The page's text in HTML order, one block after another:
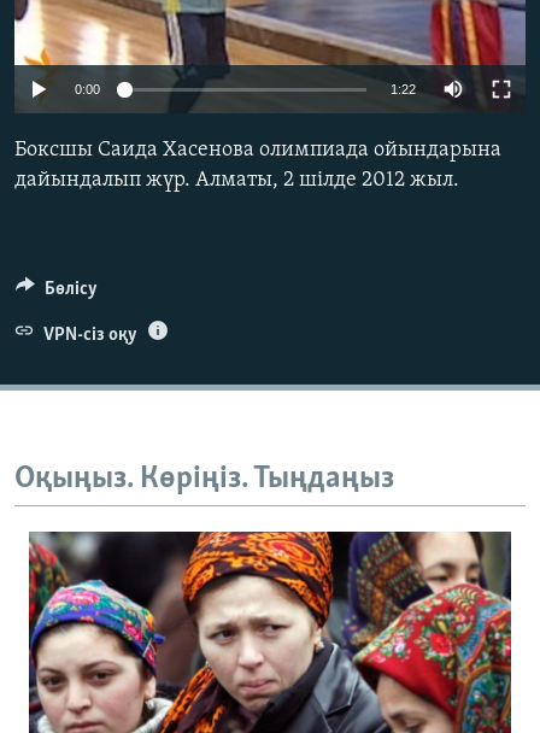
ЖАЗЫЛЫҢЫЗ
0:00 1:22
Боксшы Саида Хасенова олимпиада ойындарына
дайындалып жүр. Алматы, 2 шілде 2012 жыл.
Бөлісу
VPN-сіз оқу
Оқыңыз. Көріңіз. Тыңдаңыз